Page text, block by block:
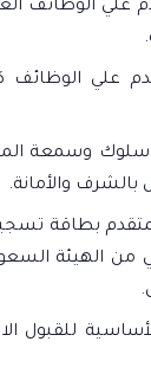
علي الوظائف
علي الوظائف
وسمعة
بالشرف والأمانة.
بطاقة
من الهيئة
للقبول